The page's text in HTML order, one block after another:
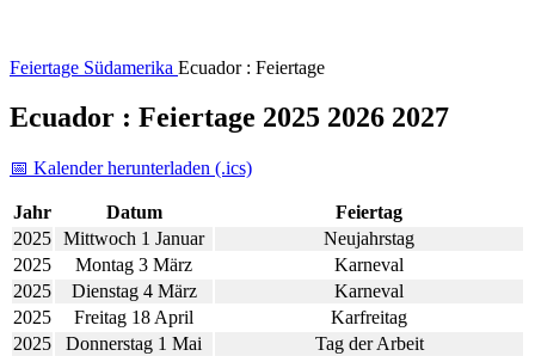
Feiertage Südamerika Ecuador : Feiertage
Ecuador : Feiertage 2025 2026 2027
📅 Kalender herunterladen (.ics)
Jahr Datum
Feiertag
2025 Mittwoch 1 Januar
Neujahrstag
2025
Montag 3 März
Karneval
2025
Dienstag 4 März
Karneval
2025
Freitag 18 April
Karfreitag
2025
Donnerstag 1 Mai
Tag der Arbeit